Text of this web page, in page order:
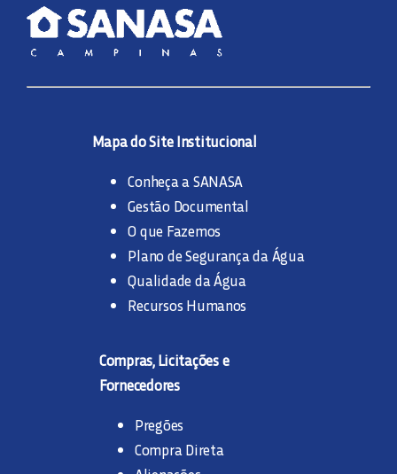
Mapa do Site Institucional
Conheça a SANASA
Gestão Documental
O que Fazemos
Plano de Segurança da Água
Qualidade da Água
Recursos Humanos
Compras, Licitações e
Fornecedores
Pregões
Compra Direta